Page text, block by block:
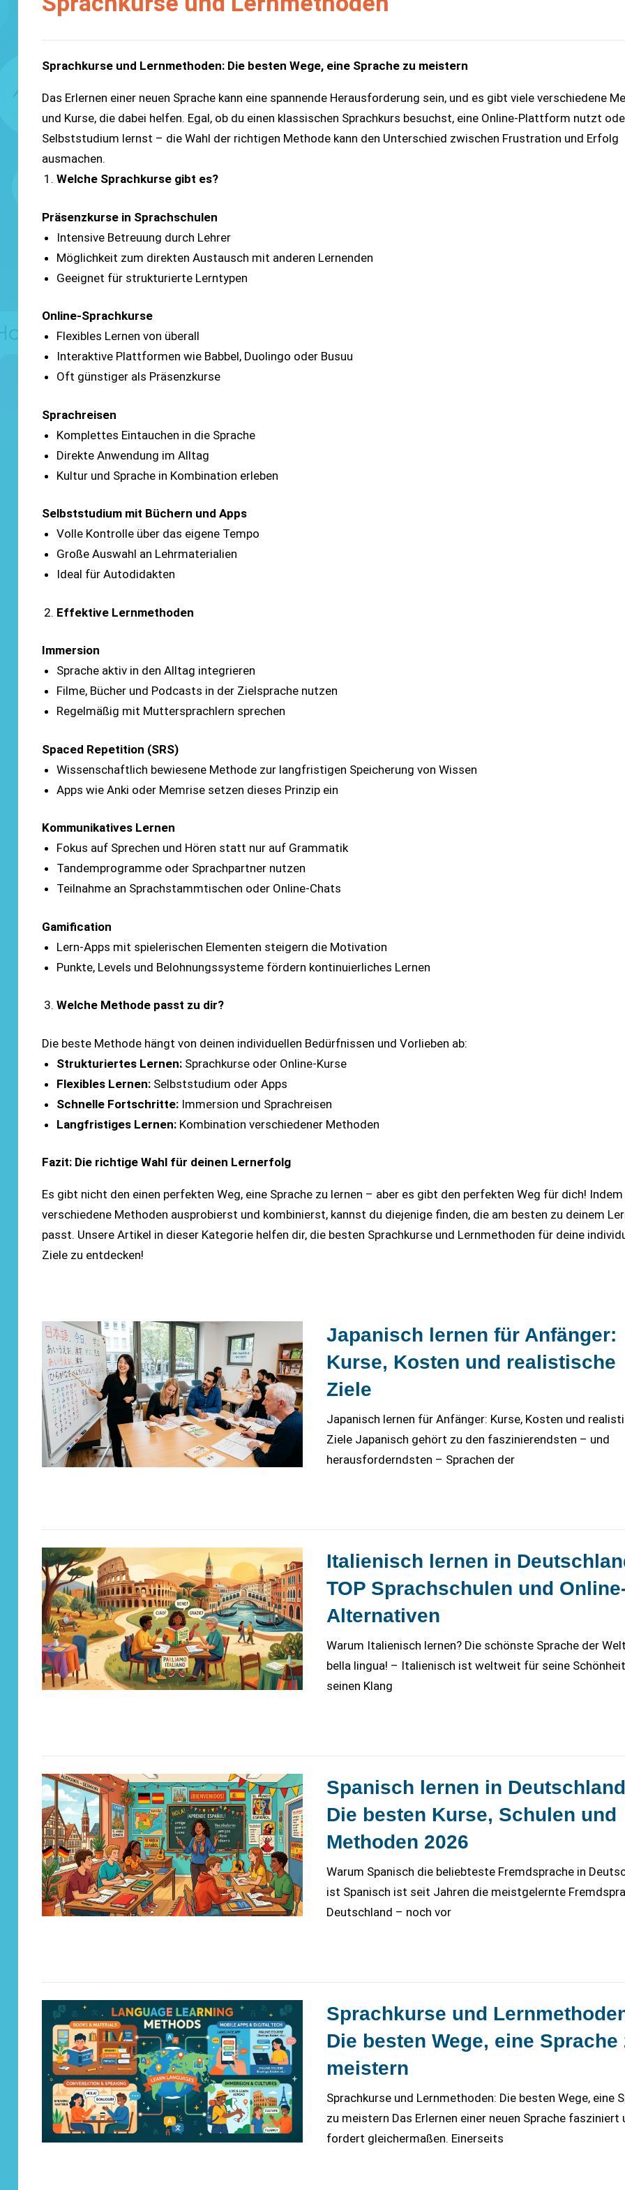
Sprachkurse und Lernmethoden: Die besten Wege, eine Sprache zu meistern
Das Erlernen einer neuen Sprache kann eine spannende Herausforderung sein, und es gibt viele verschiedene
und Kurse, die dabei helfen. Egal, ob du einen klassischen Sprachkurs besuchst, eine Online-Plattform nutzt
Selbststudium lernst – die Wahl der richtigen Methode kann den Unterschied zwischen Frustration und Erfolg
ausmachen.
Welche Sprachkurse gibt es?
Präsenzkurse in Sprachschulen
Intensive Betreuung durch Lehrer
Möglichkeit zum direkten Austausch mit anderen Lernenden
Geeignet für strukturierte Lerntypen
Online-Sprachkurse
Flexibles Lernen von überall
Interaktive Plattformen wie Babbel, Duolingo oder Busuu
Oft günstiger als Präsenzkurse
Sprachreisen
Komplettes Eintauchen in die Sprache
Direkte Anwendung im Alltag
Kultur und Sprache in Kombination erleben
Selbststudium mit Büchern und Apps
Volle Kontrolle über das eigene Tempo
Große Auswahl an Lehrmaterialien
Ideal für Autodidakten
Effektive Lernmethoden
Immersion
Sprache aktiv in den Alltag integrieren
Filme, Bücher und Podcasts in der Zielsprache nutzen
Regelmäßig mit Muttersprachlern sprechen
Spaced Repetition (SRS)
Wissenschaftlich bewiesene Methode zur langfristigen Speicherung von Wissen
Apps wie Anki oder Memrise setzen dieses Prinzip ein
Kommunikatives Lernen
Fokus auf Sprechen und Hören statt nur auf Grammatik
Tandemprogramme oder Sprachpartner nutzen
Teilnahme an Sprachstammtischen oder Online-Chats
Gamification
Lern-Apps mit spielerischen Elementen steigern die Motivation
Punkte, Levels und Belohnungssysteme fördern kontinuierliches Lernen
Welche Methode passt zu dir?
Die beste Methode hängt von deinen individuellen Bedürfnissen und Vorlieben ab:
Strukturiertes Lernen:Sprachkurse oder Online-Kurse
Flexibles Lernen:Selbststudium oder Apps
Schnelle Fortschritte:Immersion und Sprachreisen
Langfristiges Lernen:Kombination verschiedener Methoden
Fazit: Die richtige Wahl für deinen Lernerfolg
Es gibt nicht den einen perfekten Weg, eine Sprache zu lernen – aber es gibt den perfekten Weg für dich! Indem
verschiedene Methoden ausprobierst und kombinierst, kannst du diejenige finden, die am besten zu deinem
passt. Unsere Artikel in dieser Kategorie helfen dir, die besten Sprachkurse und Lernmethoden für deine
Ziele zu entdecken!
Japanisch lernen für Anfänger:
Kurse, Kosten und realistische
Ziele
Japanisch lernen für Anfänger: Kurse, Kosten und
Ziele Japanisch gehört zu den faszinierendsten – und
herausforderndsten – Sprachen der
Italienisch lernen in
TOP Sprachschulen und
Alternativen
Warum Italienisch lernen? Die schönste Sprache der
bella lingua! – Italienisch ist weltweit für seine
seinen Klang
Spanisch lernen in
Die besten Kurse, Schulen und
Methoden 2026
Warum Spanisch die beliebteste Fremdsprache in
ist Spanisch ist seit Jahren die meistgelernte
Deutschland – noch vor
Sprachkurse und
Die besten Wege, eine Sprache
meistern
Sprachkurse und Lernmethoden: Die besten Wege, eine
zu meistern Das Erlernen einer neuen Sprache fasziniert
fordert gleichermaßen. Einerseits